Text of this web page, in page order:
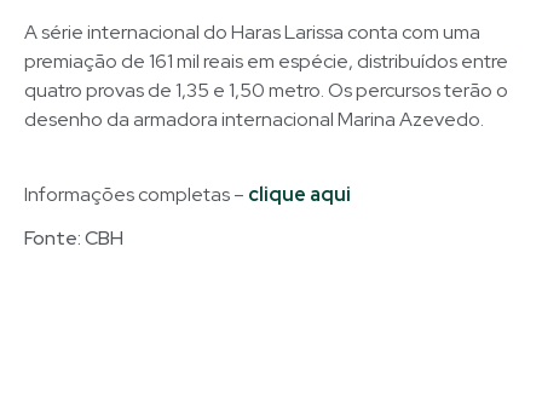
A série internacional do Haras Larissa conta com uma
premiação de 161 mil reais em espécie, distribuídos entre
quatro provas de 1,35 e 1,50 metro. Os percursos terão o
desenho da armadora internacional Marina Azevedo.
Informações completas – clique aqui
Fonte: CBH